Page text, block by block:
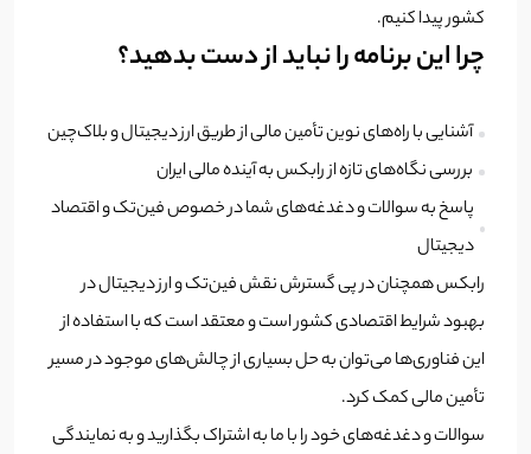
کشور پیدا کنیم.
چرا این برنامه را نباید از دست بدهید؟
آشنایی با راه‌های نوین تأمین مالی از طریق ارز دیجیتال و بلاک‌چین
بررسی نگاه‌های تازه از رابکس به آینده مالی ایران
پاسخ به سوالات و دغدغه‌های شما در خصوص فین‌تک و اقتصاد
دیجیتال
رابکس همچنان در پی گسترش نقش فین‌تک و ارز دیجیتال در
بهبود شرایط اقتصادی کشور است و معتقد است که با استفاده از
این فناوری‌ها می‌توان به حل بسیاری از چالش‌های موجود در مسیر
تأمین مالی کمک کرد.
سوالات و دغدغه‌های خود را با ما به اشتراک بگذارید و به نمایندگی